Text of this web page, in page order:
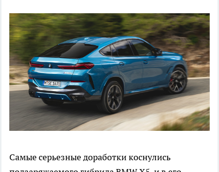
Самые серьезные доработки коснулись